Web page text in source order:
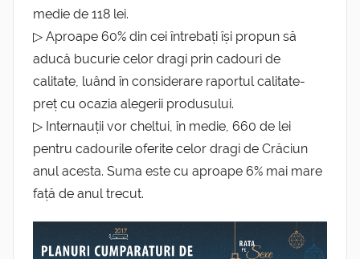
medie de 118 lei.
▷ Aproape 60% din cei întrebați își propun să
aducă bucurie celor dragi prin cadouri de
calitate, luând în considerare raportul calitate-
preț cu ocazia alegerii produsului.
▷ Internauții vor cheltui, în medie, 660 de lei
pentru cadourile oferite celor dragi de Crăciun
anul acesta. Suma este cu aproape 6% mai mare
față de anul trecut.